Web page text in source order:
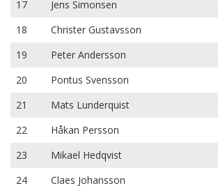
17
Jens Simonsen
18
Christer Gustavsson
19
Peter Andersson
20
Pontus Svensson
21
Mats Lunderquist
22
Håkan Persson
23
Mikael Hedqvist
24
Claes Johansson